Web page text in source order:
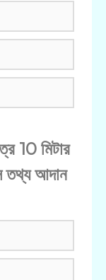
10 মিটার
তথ্য আদান